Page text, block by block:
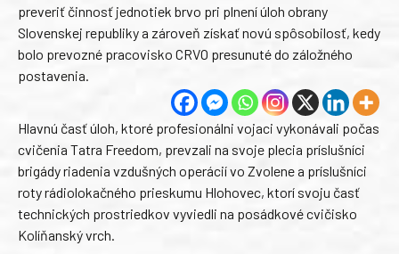
preveriť činnosť jednotiek brvo pri plnení úloh obrany
Slovenskej republiky a zároveň získať novú spôsobilosť, kedy
bolo prevozné pracovisko CRVO presunuté do záložného
postavenia.
Hlavnú časť úloh, ktoré profesionálni vojaci vykonávali počas
cvičenia Tatra Freedom, prevzali na svoje plecia príslušníci
brigády riadenia vzdušných operácií vo Zvolene a príslušníci
roty rádiolokačného prieskumu Hlohovec, ktorí svoju časť
technických prostriedkov vyviedli na posádkové cvičisko
Kolíňanský vrch.